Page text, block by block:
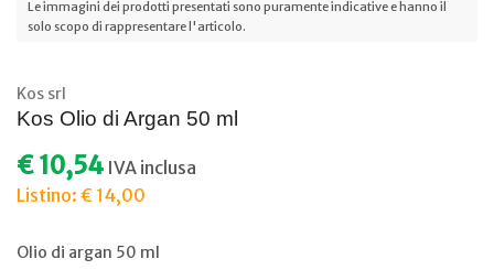
Le immagini dei prodotti presentati sono puramente indicative e hanno il
solo scopo di rappresentare l'articolo.
Kos srl
Kos Olio di Argan 50 ml
€ 10,54 IVA inclusa
Listino: € 14,00
Olio di argan 50 ml